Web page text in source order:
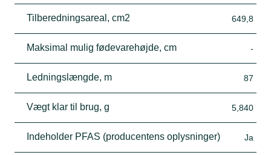
Tilberedningsareal, cm2 649,8
Maksimal mulig fødevarehøjde, cm -
Ledningslængde, m 87
Vægt klar til brug, g 5,840
Indeholder PFAS (producentens oplysninger) Ja